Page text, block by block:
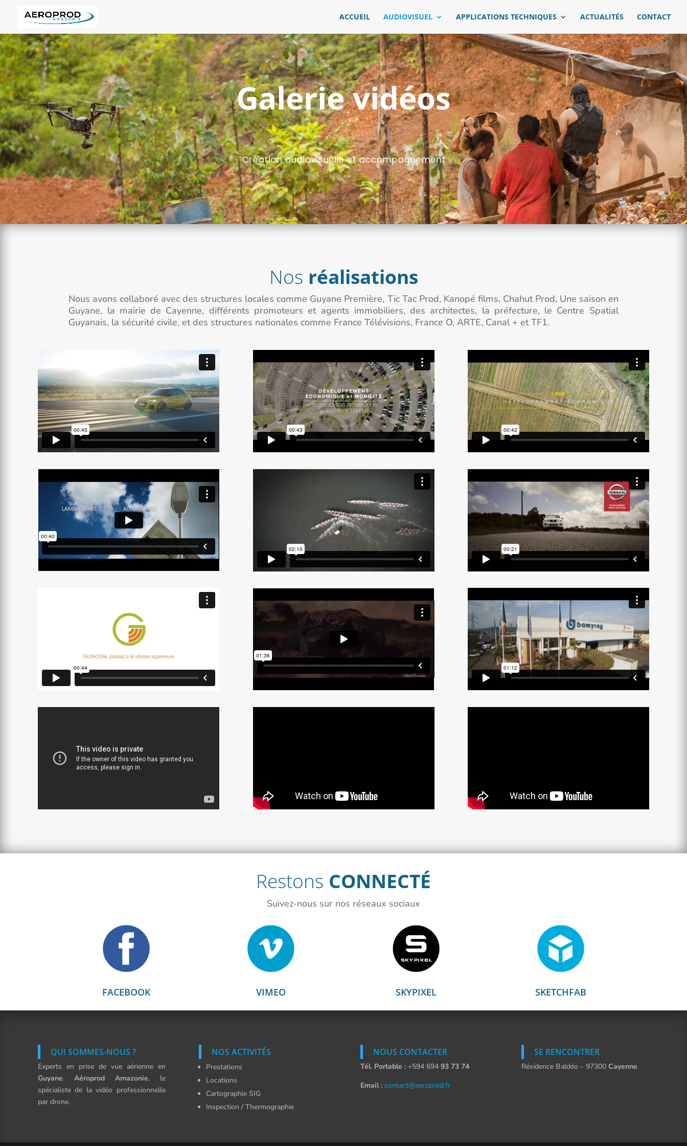
ACCUEIL AUDIOVISUEL APPLICATIONS TECHNIQUES ACTUALITÉS CONTACT
Galerie vidéos
Création audiovisuelle et accompagnement
Nos réalisations
Nous avons collaboré avec des structures locales comme Guyane Première, Tic Tac Prod, Kanopé films, Chahut Prod, Une saison en
Guyane, la mairie de Cayenne, différents promoteurs et agents immobiliers, des architectes, la préfecture, le Centre Spatial
Guyanais, la sécurité civile, et des structures nationales comme France Télévisions, France O, ARTE, Canal + et TF1.
Restons CONNECTÉ
Suivez-nous sur nos réseaux sociaux
FACEBOOK VIMEO SKYPIXEL SKETCHFAB
QUI SOMMES-NOUS ?
Experts en prise de vue aérienne en
Guyane.Aéroprod Amazonie, le
spécialiste de la vidéo professionnelle
par drone.
NOS ACTIVITÉS
Prestations
Locations
Cartographie SIG
Inspection / Thermographie
NOUS CONTACTER
Tél. Portable :+594 694 93 73 74
Email : contact@aeroprod.fr
SE RENCONTRER
Résidence Baldéo – 97300Cayenne